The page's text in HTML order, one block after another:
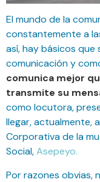
El mundo de la
constantemente a
así, hay básicos que
comunicación y
comunica mejor
transmite su
como locutora,
llegar, actualmente,
Corporativa de la
Social,Asepeyo.
Por razones obvias,